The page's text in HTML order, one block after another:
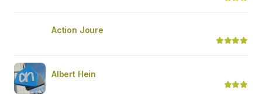
Action Joure
Albert Hein